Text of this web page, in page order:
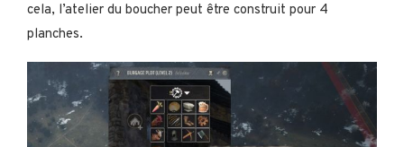
cela, l’atelier du boucher peut être construit pour 4
planches.